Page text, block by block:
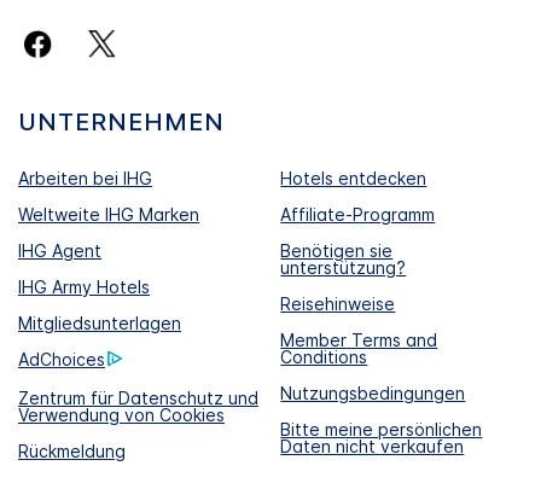
UNTERNEHMEN
Arbeiten bei IHG
Hotels entdecken
Weltweite IHG Marken
Affiliate-Programm
IHG Agent
Benötigen sie
unterstützung?
IHG Army Hotels
Reisehinweise
Mitgliedsunterlagen
Member Terms and
Conditions
AdChoices
Nutzungsbedingungen
Zentrum für Datenschutz und
Verwendung von Cookies
Bitte meine persönlichen
Daten nicht verkaufen
Rückmeldung